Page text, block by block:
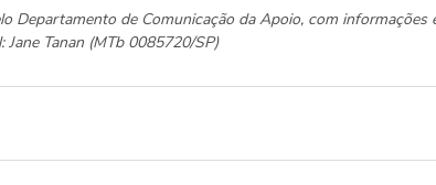
Departamento de Comunicação da Apoio, com
Jane Tanan (MTb 0085720/SP)